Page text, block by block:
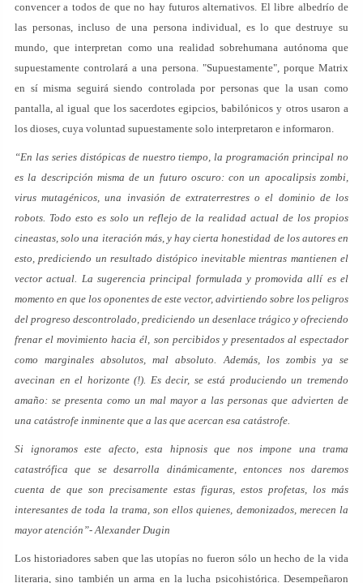
convencer a todos de que no hay futuros alternativos. El libre albedrío de
las personas, incluso de una persona individual, es lo que destruye su
mundo, que interpretan como una realidad sobrehumana autónoma que
supuestamente controlará a una persona. "Supuestamente", porque Matrix
en sí misma seguirá siendo controlada por personas que la usan como
pantalla, al igual que los sacerdotes egipcios, babilónicos y otros usaron a
los dioses, cuya voluntad supuestamente solo interpretaron e informaron.
“En las series distópicas de nuestro tiempo, la programación principal no
es la descripción misma de un futuro oscuro: con un apocalipsis zombi,
virus mutagénicos, una invasión de extraterrestres o el dominio de los
robots. Todo esto es solo un reflejo de la realidad actual de los propios
cineastas, solo una iteración más, y hay cierta honestidad de los autores en
esto, prediciendo un resultado distópico inevitable mientras mantienen el
vector actual. La sugerencia principal formulada y promovida allí es el
momento en que los oponentes de este vector, advirtiendo sobre los peligros
del progreso descontrolado, prediciendo un desenlace trágico y ofreciendo
frenar el movimiento hacia él, son percibidos y presentados al espectador
como marginales absolutos, mal absoluto. Además, los zombis ya se
avecinan en el horizonte (!). Es decir, se está produciendo un tremendo
amaño: se presenta como un mal mayor a las personas que advierten de
una catástrofe inminente que a las que acercan esa catástrofe.
Si ignoramos este afecto, esta hipnosis que nos impone una trama
catastrófica que se desarrolla dinámicamente, entonces nos daremos
cuenta de que son precisamente estas figuras, estos profetas, los más
interesantes de toda la trama, son ellos quienes, demonizados, merecen la
mayor atención”- Alexander Dugin
Los historiadores saben que las utopías no fueron sólo un hecho de la vida
literaria, sino también un arma en la lucha psicohistórica. Desempeñaron